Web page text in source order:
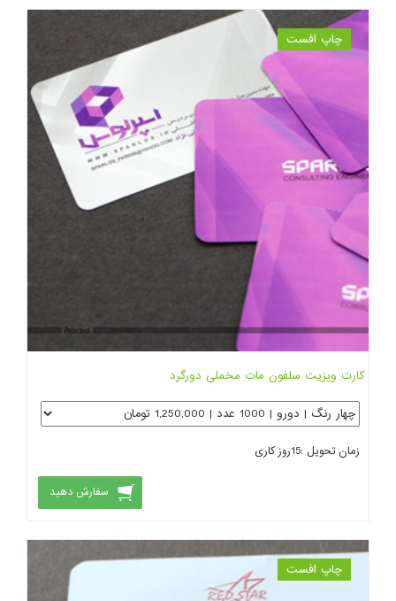
چاپ افست
کارت ویزیت سلفون مات مخملی دورگرد
زمان تحویل :15روز کاری
سفارش دهید
چاپ افست